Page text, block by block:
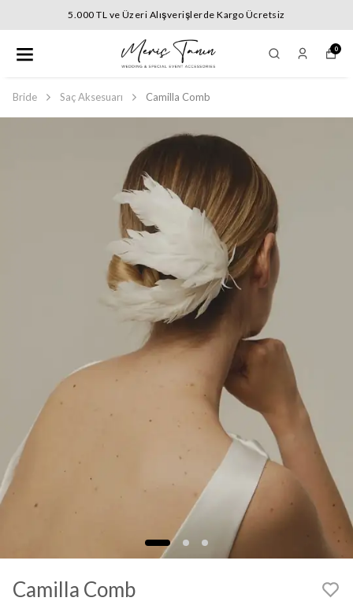
5.000 TL ve Üzeri Alışverişlerde Kargo Ücretsiz
0
Bride Saç Aksesuarı Camilla Comb
Camilla Comb